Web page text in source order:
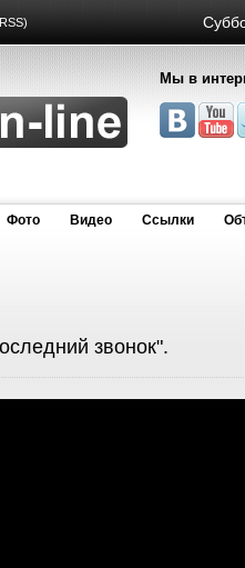
Мы в
Фото Видео Cсылки
звонок".